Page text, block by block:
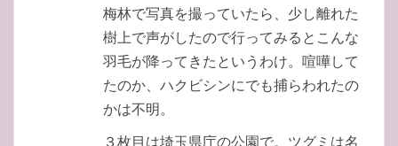
梅林で写真を撮っていたら、少し離れた
樹上で声がしたので行ってみるとこんな
羽毛が降ってきたというわけ。喧嘩して
たのか、ハクビシンにでも捕らわれたの
かは不明。
３枚目は埼玉県庁の公園で。ツグミは名